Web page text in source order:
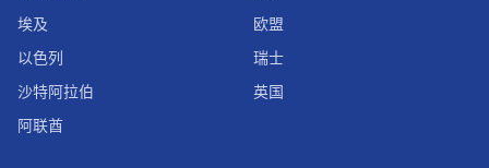
欧盟
瑞士
英国
埃及
以色列
沙特阿拉伯
阿联酋